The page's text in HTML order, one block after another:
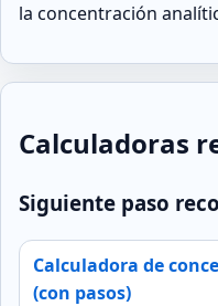
la concentración
Calculadoras
Siguiente paso
Calculadora de
(con pasos)